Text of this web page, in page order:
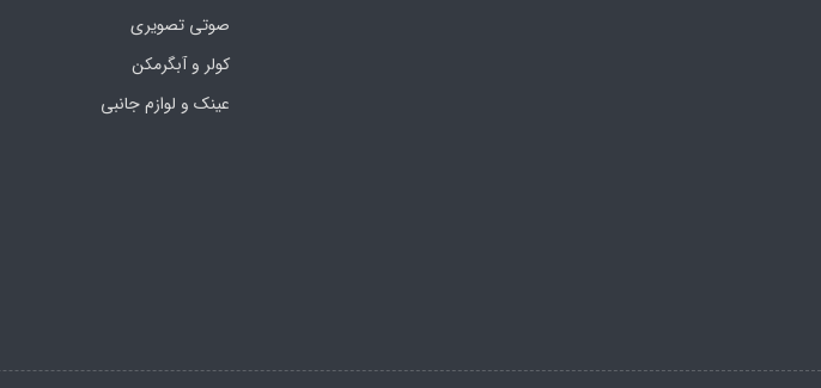
صوتی تصویری
کولر و آبگرمکن
عینک و لوازم جانبی